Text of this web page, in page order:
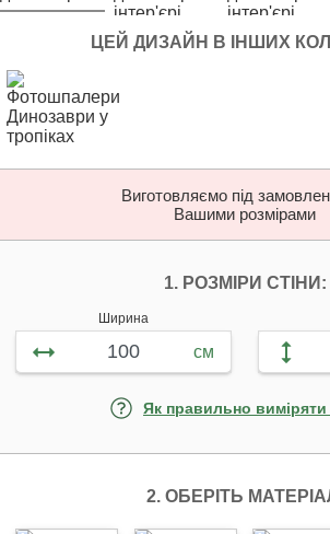
ЦЕЙ ДИЗАЙН В ІНШИХ
Виготовляємо під
Вашими розмірами
1. РОЗМІРИ СТІНИ:
Ширина
см
Як правильно виміряти
2. ОБЕРІТЬ